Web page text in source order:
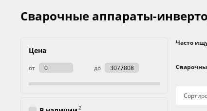
Сварочные аппараты-
Часто
Цена
от до
2